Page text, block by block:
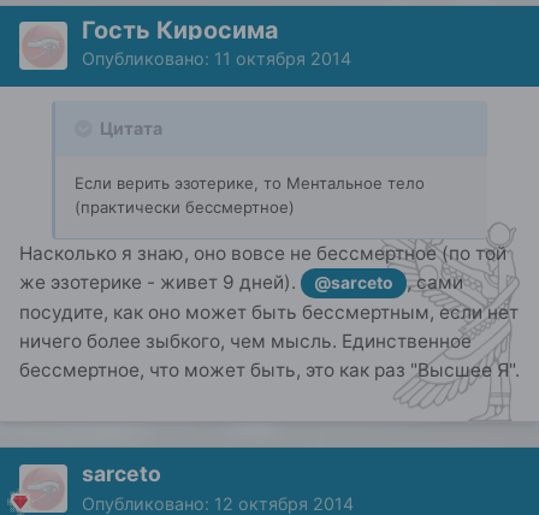
Гость Киросима
Опубликовано: 11 октября 2014
Цитата
Если верить эзотерике, то Ментальное тело
(практически бессмертное)
Насколько я знаю, оно вовсе не бессмертное (по той
же эзотерике - живет 9 дней).
@sarceto
, сами
посудите, как оно может быть бессмертным, если нет
ничего более зыбкого, чем мысль. Единственное
бессмертное, что может быть, это как раз "Высшее Я".
sarceto
Опубликовано: 12 октября 2014